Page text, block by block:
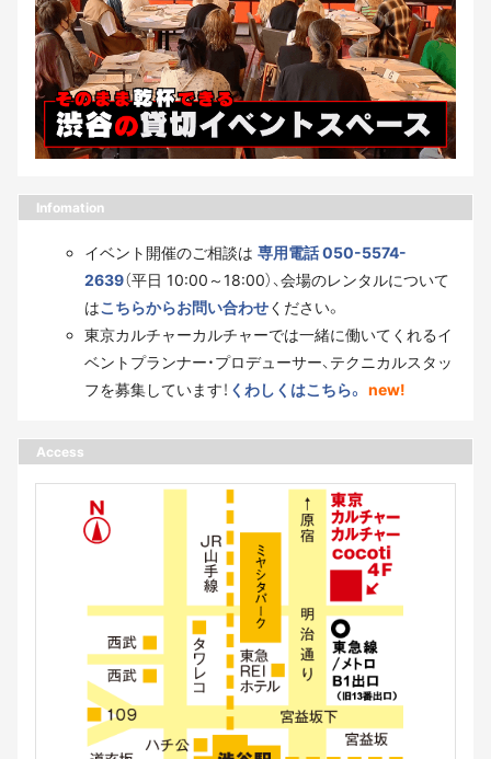
Infomation
イベント開催のご相談は 専用電話 050-5574-
2639（平日 10:00～18:00）、会場のレンタルについて
はこちらからお問い合わせください。
東京カルチャーカルチャーでは一緒に働いてくれるイ
ベントプランナー・プロデューサー、テクニカルスタッ
フを募集しています！ くわしくはこちら。 new!
Access